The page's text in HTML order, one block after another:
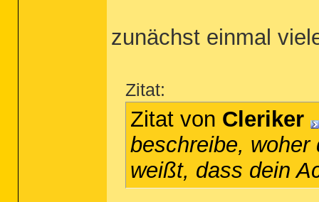
zunächst einmal
Zitat:
Zitat von Cleriker
beschreibe, woher
weißt, dass dein